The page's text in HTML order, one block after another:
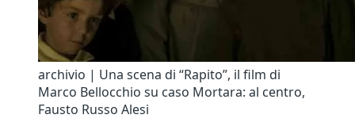
archivio | Una scena di “Rapito”, il film di
Marco Bellocchio su caso Mortara: al centro,
Fausto Russo Alesi